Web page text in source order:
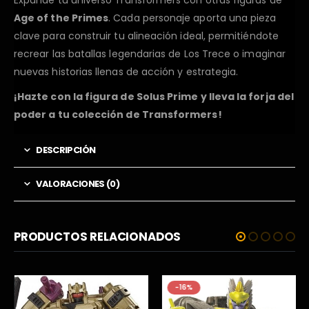
Age of the Primes. Cada personaje aporta una pieza
clave para construir tu alineación ideal, permitiéndote
recrear las batallas legendarias de Los Trece o imaginar
nuevas historias llenas de acción y estrategia.
¡Hazte con la figura de Solus Prime y lleva la forja del
poder a tu colección de Transformers!
DESCRIPCIÓN
VALORACIONES (0)
PRODUCTOS RELACIONADOS
-16%